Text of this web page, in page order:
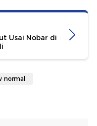
Usai Nobar di
normal